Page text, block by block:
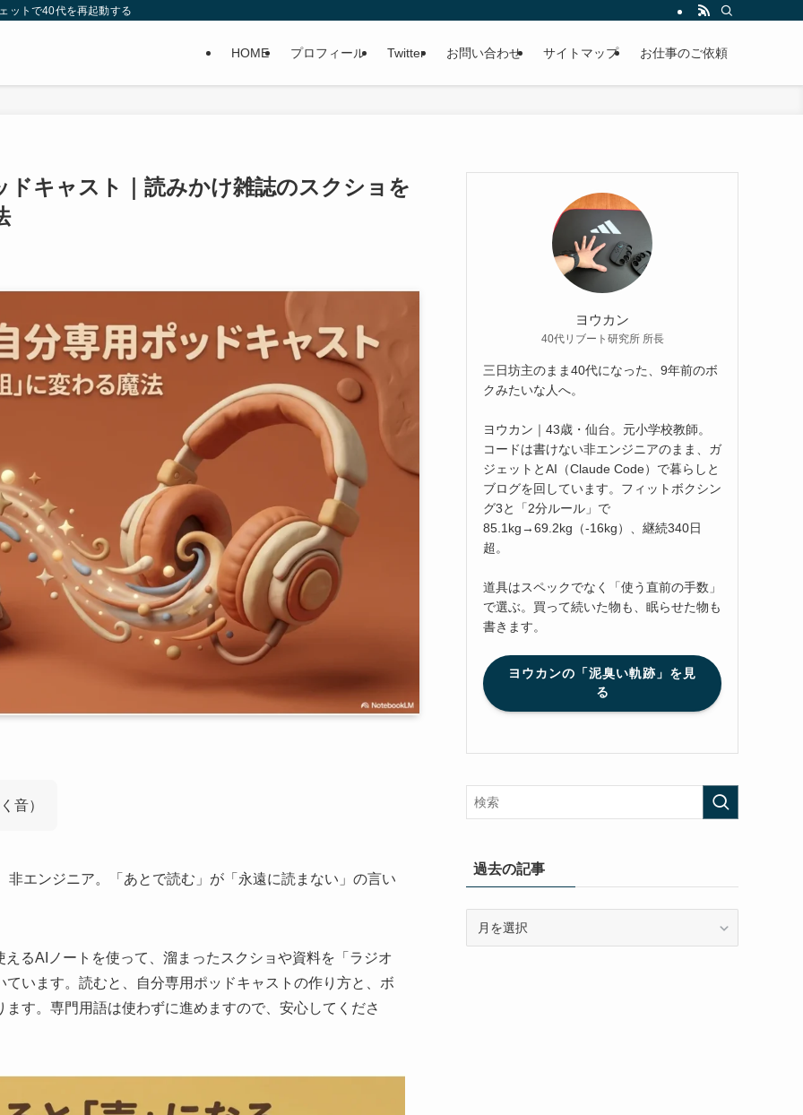
ットで40代を再起動する
HOME プロフィール Twitter お問い合わせ サイトマップ お仕事のご依頼
キャスト｜読みかけ雑誌のスクショを
音）
エンジニア。「あとで読む」が「永遠に読まない」の言い
るAIノートを使って、溜まったスクショや資料を「ラジオ
います。読むと、自分専用ポッドキャストの作り方と、ボ
す。専門用語は使わずに進めますので、安心してくださ
ヨウカン
40代リブート研究所 所長
三日坊主のまま40代になった、9年前のボ
クみたいな人へ。
ヨウカン｜43歳・仙台。元小学校教師。
コードは書けない非エンジニアのまま、ガ
ジェットとAI（Claude Code）で暮らしと
ブログを回しています。フィットボクシン
グ3と「2分ルール」で
85.1kg→69.2kg（-16kg）、継続340日
超。
道具はスペックでなく「使う直前の手数」
で選ぶ。買って続いた物も、眠らせた物も
書きます。
ヨウカンの「泥臭い軌跡」を見
る
過去の記事